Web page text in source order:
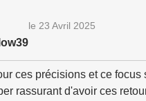
le 23 Avril 2025
ces précisions et ce focus
rassurant d'avoir ces